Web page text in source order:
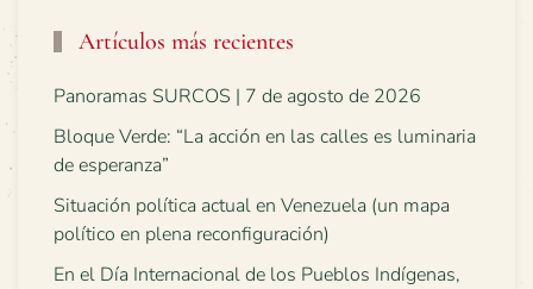
Artículos más recientes
Panoramas SURCOS | 7 de agosto de 2026
Bloque Verde: “La acción en las calles es luminaria
de esperanza”
Situación política actual en Venezuela (un mapa
político en plena reconfiguración)
En el Día Internacional de los Pueblos Indígenas,